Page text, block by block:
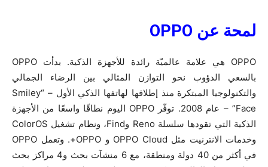
لمحة عن OPPO
OPPO هي علامة عالميّة رائدة للأجهزة الذكية. بدأت OPPO
بالسعي الدؤوب نحو التوازن المثالي بين الرضاء الجمالي
والتكنولوجيا المبتكرة منذ إطلاقها لهاتفها الذكي الأول – “Smiley
Face” – عام 2008. توفّر OPPO اليوم نطاقًا واسعًا من الأجهزة
الذكية التي تقودها سلسلة Reno وFind، ونظام تشغيل ColorOS
وخدمات الانترنيت مثل OPPO Cloud و OPPO+. وتعمل OPPO
في أكثر من 40 دولة ومنطقة، مع 6 منشآت بحث و4 مراكز بحث